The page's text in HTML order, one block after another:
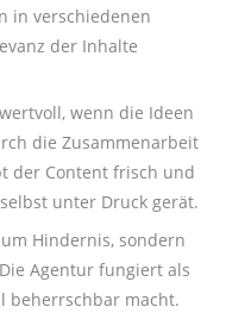
in verschiedenen
der Inhalte
wenn die Ideen
die Zusammenarbeit
der Content frisch und
unter Druck gerät.
Hindernis, sondern
Agentur fungiert als
beherrschbar macht.